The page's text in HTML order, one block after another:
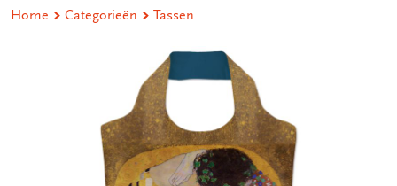
Home Categorieën Tassen